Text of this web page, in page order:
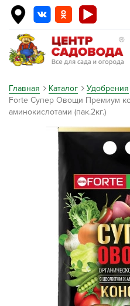
Главная Каталог Удобрения
Forte Супер Овощи Премиум
аминокислотами (пак.2кг.)